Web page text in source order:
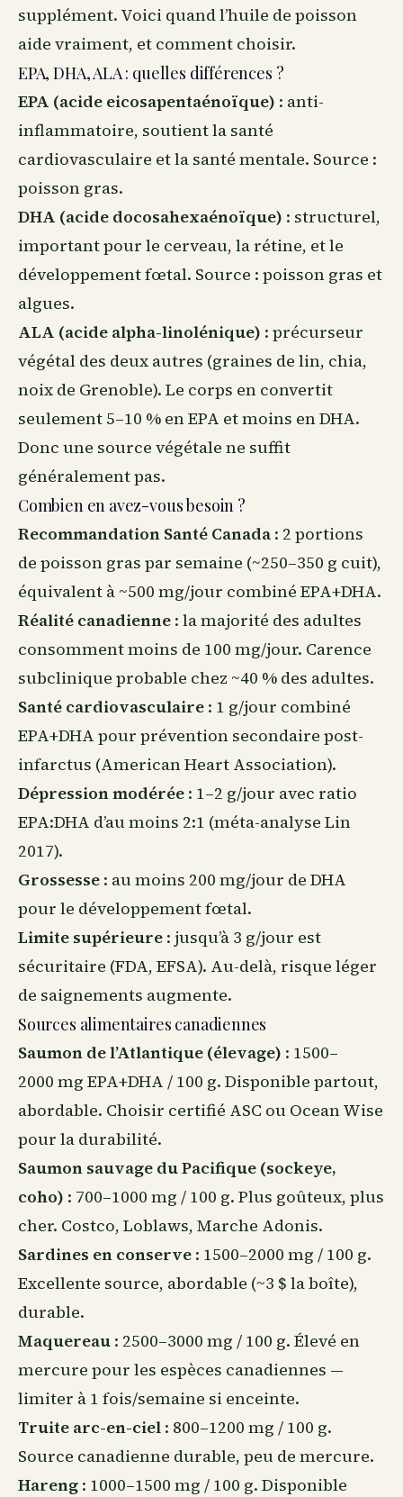
supplément. Voici quand l’huile de poisson
aide vraiment, et comment choisir.
EPA, DHA, ALA : quelles différences ?
EPA (acide eicosapentaénoïque) : anti-
inflammatoire, soutient la santé
cardiovasculaire et la santé mentale. Source :
poisson gras.
DHA (acide docosahexaénoïque) : structurel,
important pour le cerveau, la rétine, et le
développement fœtal. Source : poisson gras et
algues.
ALA (acide alpha-linolénique) : précurseur
végétal des deux autres (graines de lin, chia,
noix de Grenoble). Le corps en convertit
seulement 5–10 % en EPA et moins en DHA.
Donc une source végétale ne suffit
généralement pas.
Combien en avez-vous besoin ?
Recommandation Santé Canada : 2 portions
de poisson gras par semaine (~250–350 g cuit),
équivalent à ~500 mg/jour combiné EPA+DHA.
Réalité canadienne : la majorité des adultes
consomment moins de 100 mg/jour. Carence
subclinique probable chez ~40 % des adultes.
Santé cardiovasculaire : 1 g/jour combiné
EPA+DHA pour prévention secondaire post-
infarctus (American Heart Association).
Dépression modérée : 1–2 g/jour avec ratio
EPA:DHA d’au moins 2:1 (méta-analyse Lin
2017).
Grossesse : au moins 200 mg/jour de DHA
pour le développement fœtal.
Limite supérieure : jusqu’à 3 g/jour est
sécuritaire (FDA, EFSA). Au-delà, risque léger
de saignements augmente.
Sources alimentaires canadiennes
Saumon de l’Atlantique (élevage) : 1500–
2000 mg EPA+DHA / 100 g. Disponible partout,
abordable. Choisir certifié ASC ou Ocean Wise
pour la durabilité.
Saumon sauvage du Pacifique (sockeye,
coho) : 700–1000 mg / 100 g. Plus goûteux, plus
cher. Costco, Loblaws, Marche Adonis.
Sardines en conserve : 1500–2000 mg / 100 g.
Excellente source, abordable (~3 $ la boîte),
durable.
Maquereau : 2500–3000 mg / 100 g. Élevé en
mercure pour les espèces canadiennes —
limiter à 1 fois/semaine si enceinte.
Truite arc-en-ciel : 800–1200 mg / 100 g.
Source canadienne durable, peu de mercure.
Hareng : 1000–1500 mg / 100 g. Disponible